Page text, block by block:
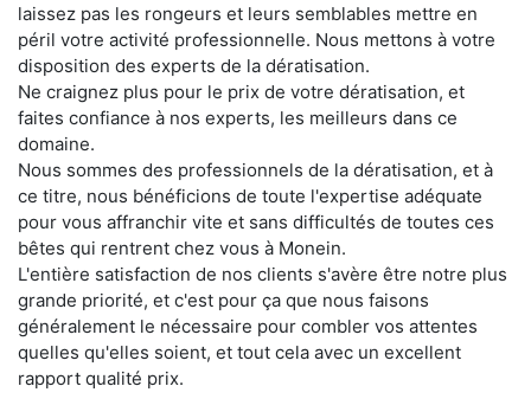
laissez pas les rongeurs et leurs semblables mettre en
péril votre activité professionnelle. Nous mettons à votre
disposition des experts de la dératisation.
Ne craignez plus pour le prix de votre dératisation, et
faites confiance à nos experts, les meilleurs dans ce
domaine.
Nous sommes des professionnels de la dératisation, et à
ce titre, nous bénéficions de toute l'expertise adéquate
pour vous affranchir vite et sans difficultés de toutes ces
bêtes qui rentrent chez vous à Monein.
L'entière satisfaction de nos clients s'avère être notre plus
grande priorité, et c'est pour ça que nous faisons
généralement le nécessaire pour combler vos attentes
quelles qu'elles soient, et tout cela avec un excellent
rapport qualité prix.